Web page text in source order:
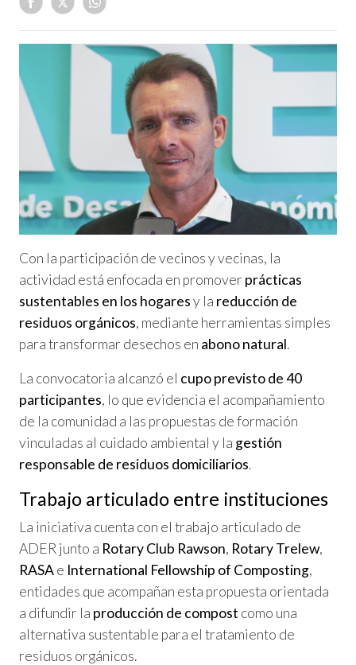
Con la participación de vecinos y vecinas, la
actividad está enfocada en promover prácticas
sustentables en los hogaresy la reducción de
residuos orgánicos, mediante herramientas simples
para transformar desechos en abono natural.
La convocatoria alcanzó el cupo previsto de 40
participantes, lo que evidencia el acompañamiento
de la comunidad a las propuestas de formación
vinculadas al cuidado ambiental y la gestión
responsable de residuos domiciliarios.
Trabajo articulado entre instituciones
La iniciativa cuenta con el trabajo articulado de
ADER junto a Rotary Club Rawson, Rotary Trelew,
RASAe International Fellowship of Composting,
entidades que acompañan esta propuesta orientada
a difundir la producción de compost como una
alternativa sustentable para el tratamiento de
residuos orgánicos.